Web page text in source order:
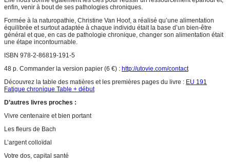
enfin, venir à bout de ses pathologies chroniques.
Formée à la naturopathie, Christine Van Hoof, a réalisé qu’une alimentation
équilibrée et surtout adaptée à chaque individu était la base d’un bien-être
général et que, en cas de pathologie chronique, changer son alimentation était
une étape incontournable.
ISBN 978-2-86819-191-5
48 p. Commander la version papier (6 €) : http://utovie.com/contact
Découvrez la table des matières et les premières pages du livre : EU 191
Fatigue chronique Table + début
D’autres livres proches :
Vivre centenaire et bien portant
Les fleurs de Bach
L’argent colloïdal
Votre dos, capital santé